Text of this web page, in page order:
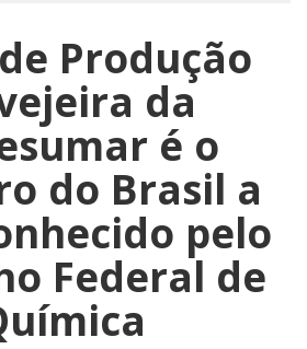
Produção
da
é o
do Brasil a
pelo
Federal de